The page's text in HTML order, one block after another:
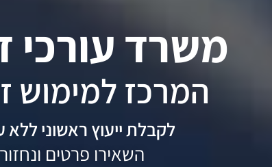
משרד עורכי
המרכז למימוש
לקבלת ייעוץ ראשוני
השאירו פרטים